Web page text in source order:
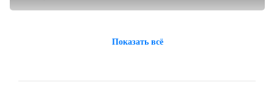
Показать всё